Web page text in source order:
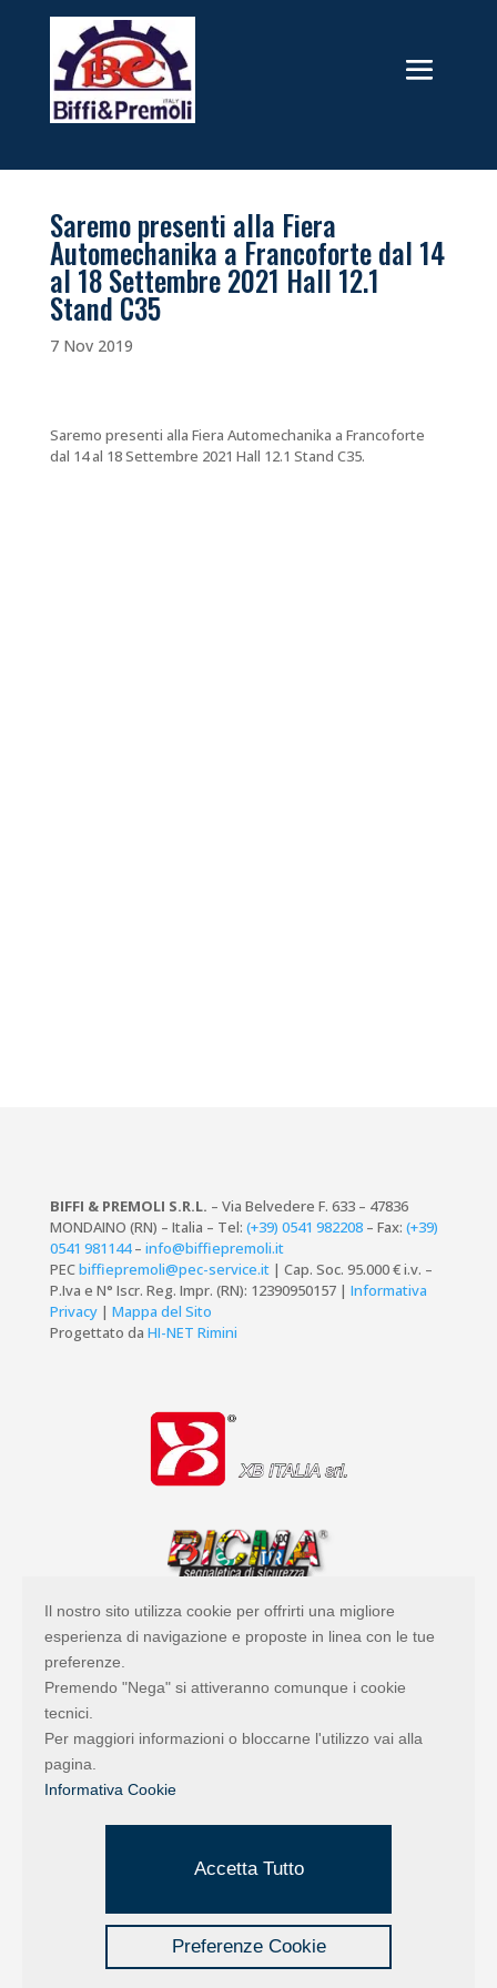
Saremo presenti alla Fiera
Automechanika a Francoforte dal 14
al 18 Settembre 2021 Hall 12.1
Stand C35
7 Nov 2019
Saremo presenti alla Fiera Automechanika a Francoforte
dal 14 al 18 Settembre 2021 Hall 12.1 Stand C35.
BIFFI & PREMOLI S.R.L. – Via Belvedere F. 633 – 47836
MONDAINO (RN) – Italia – Tel: (+39) 0541 982208– Fax: (+39)
0541 981144– info@biffiepremoli.it
PECbiffiepremoli@pec-service.it| Cap. Soc. 95.000 € i.v. –
P.Iva e N° Iscr. Reg. Impr. (RN): 12390950157 | Informativa
Privacy| Mappa del Sito
Progettato da HI-NET Rimini
Il nostro sito utilizza cookie per offrirti una migliore
esperienza di navigazione e proposte in linea con le tue
preferenze.
Premendo "Nega" si attiveranno comunque i cookie
tecnici.
Per maggiori informazioni o bloccarne l'utilizzo vai alla
pagina.
Informativa Cookie
Accetta Tutto
Preferenze Cookie